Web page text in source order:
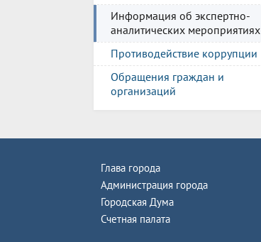
Информация об экспертно-
аналитических мероприятиях
Противодействие коррупции
Обращения граждан и
организаций
Глава города
Администрация города
Городская Дума
Счетная палата